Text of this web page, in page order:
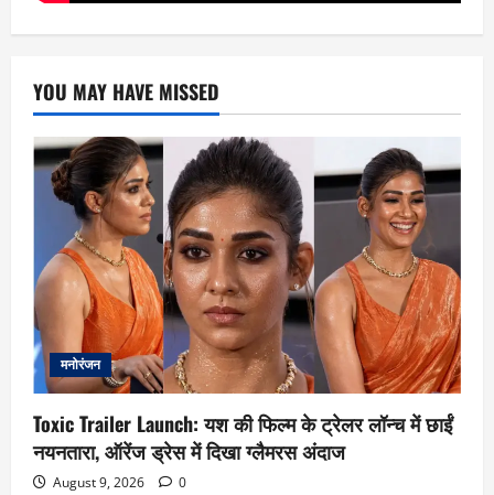
YOU MAY HAVE MISSED
मनोरंजन
Toxic Trailer Launch: यश की फिल्म के ट्रेलर लॉन्च में छाईं
नयनतारा, ऑरेंज ड्रेस में दिखा ग्लैमरस अंदाज
August 9, 2026 0